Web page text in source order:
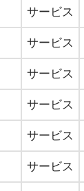
サービス
サービス
サービス
サービス
サービス
サービス